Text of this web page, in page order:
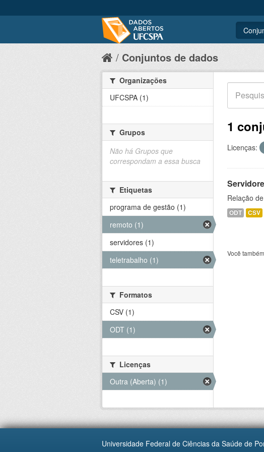
Conjuntos de dados
1
Licenças:
Relação
ODT CSV
Você
Organizações
UFCSPA (1)
Grupos
Não há Grupos que
correspondam a essa busca
Etiquetas
programa de gestão (1)
remoto (1)
servidores (1)
teletrabalho (1)
Formatos
CSV (1)
ODT (1)
Licenças
Outra (Aberta) (1)
Universidade Federal de Ciências da Saúde de